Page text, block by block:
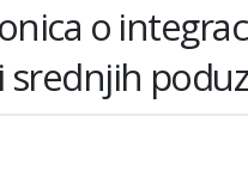
o
srednjih